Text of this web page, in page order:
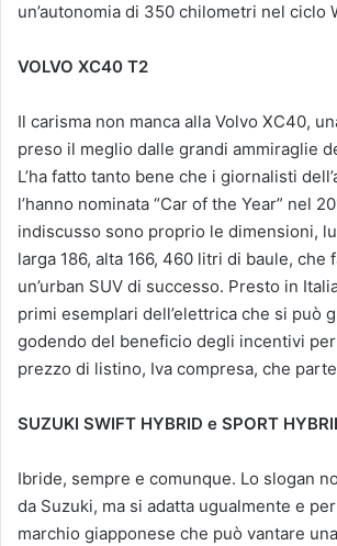
un’autonomia di 350 chilometri nel ciclo
VOLVO XC40 T2
Il carisma non manca alla Volvo XC40,
preso il meglio dalle grandi ammiraglie
L’ha fatto tanto bene che i giornalisti
l’hanno nominata “Car of the Year” nel
indiscusso sono proprio le dimensioni,
larga 186, alta 166, 460 litri di baule, che
un’urban SUV di successo. Presto in
primi esemplari dell’elettrica che si può
godendo del beneficio degli incentivi
prezzo di listino, Iva compresa, che
SUZUKI SWIFT HYBRID e SPORT
Ibride, sempre e comunque. Lo slogan
da Suzuki, ma si adatta ugualmente e
marchio giapponese che può vantare